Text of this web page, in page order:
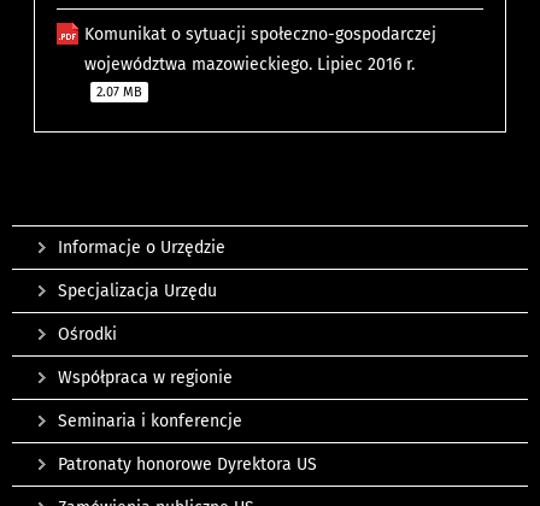
Komunikat o sytuacji społeczno-gospodarczej
województwa mazowieckiego. Lipiec 2016 r.
2.07 MB
Informacje o Urzędzie
Specjalizacja Urzędu
Ośrodki
Współpraca w regionie
Seminaria i konferencje
Patronaty honorowe Dyrektora US